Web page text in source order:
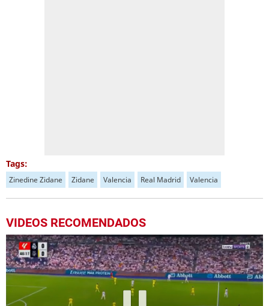
Tags:
Zinedine Zidane Zidane Valencia Real Madrid Valencia
VIDEOS RECOMENDADOS